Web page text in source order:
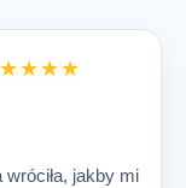
wróciła, jakby mi